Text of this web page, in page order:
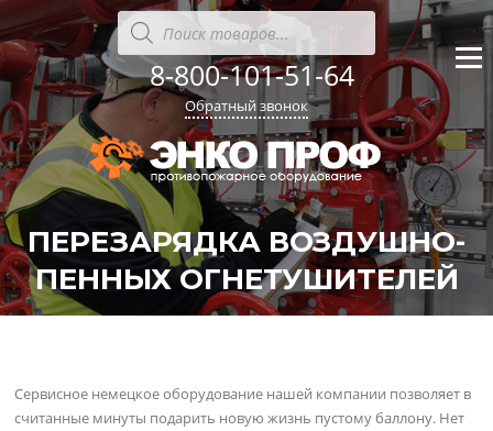
к
содержанию
Поиск
товаров
8-800-101-51-64
Обратный звонок
ПЕРЕЗАРЯДКА ВОЗДУШНО-
ПЕННЫХ ОГНЕТУШИТЕЛЕЙ
''
Сервисное немецкое оборудование нашей компании позволяет в
считанные минуты подарить новую жизнь пустому баллону. Нет